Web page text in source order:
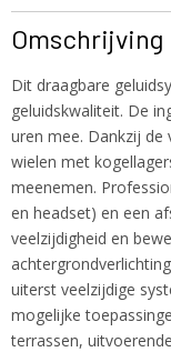
PORT12UHF-MKII
5420047137593
Productcode
PORT12UHF-MKII
Bruto gewicht
1,00 Kg
Omschrijving
Dit draagbare
geluidskwaliteit. De
uren mee. Dankzij de
wielen met
meenemen.
en headset) en een
veelzijdigheid en
uiterst veelzijdige
mogelijke
terrassen,